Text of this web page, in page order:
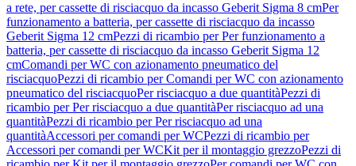
a rete, per cassette di risciacquo da incasso Geberit Sigma 8 cmPer
funzionamento a batteria, per cassette di risciacquo da incasso
Geberit Sigma 12 cmPezzi di ricambio per Per funzionamento a
batteria, per cassette di risciacquo da incasso Geberit Sigma 12
cmComandi per WC con azionamento pneumatico del
risciacquoPezzi di ricambio per Comandi per WC con azionamento
pneumatico del risciacquoPer risciacquo a due quantitàPezzi di
ricambio per Per risciacquo a due quantitàPer risciacquo ad una
quantitàPezzi di ricambio per Per risciacquo ad una
quantitàAccessori per comandi per WCPezzi di ricambio per
Accessori per comandi per WCKit per il montaggio grezzoPezzi di